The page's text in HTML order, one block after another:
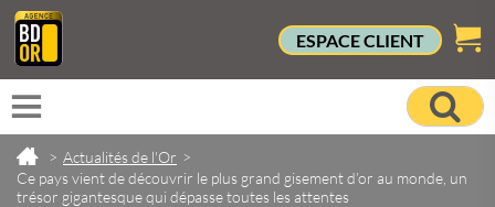
ESPACE CLIENT
> Actualités de l'Or >
Ce pays vient de découvrir le plus grand gisement d’or au monde, un
trésor gigantesque qui dépasse toutes les attentes